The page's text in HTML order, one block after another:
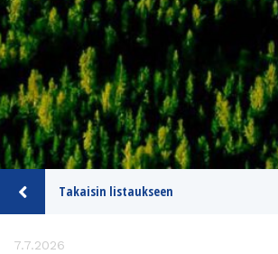
Takaisin listaukseen
7.7.2026